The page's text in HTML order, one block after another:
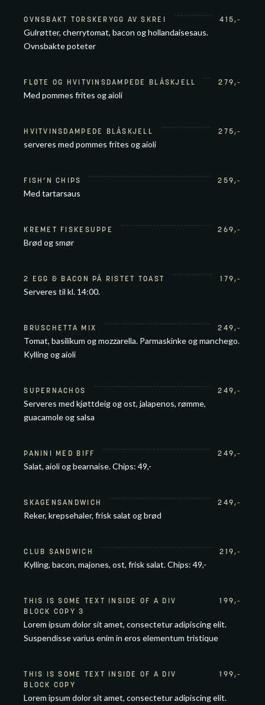
OVNSBAKT TORSKERYGG AV SKREI 415,-
Gulrøtter, cherrytomat, bacon og hollandaisesaus.
Ovnsbakte poteter
FLØTE OG HVITVINSDAMPEDE BLÅSKJELL 279,-
Med pommes frites og aioli
HVITVINSDAMPEDE BLÅSKJELL 275,-
serveres med pommes frites og aioli
FISH’N CHIPS 259,-
Med tartarsaus
KREMET FISKESUPPE 269,-
Brød og smør
2 EGG & BACON PÅ RISTET TOAST 179,-
Serveres til kl. 14:00.
BRUSCHETTA MIX 249,-
Tomat, basilikum og mozzarella. Parmaskinke og manchego.
Kylling og aioli
SUPERNACHOS 249,-
Serveres med kjøttdeig og ost, jalapenos, rømme,
guacamole og salsa
PANINI MED BIFF 249,-
Salat, aioli og bearnaise. Chips: 49,-
SKAGENSANDWICH 249,-
Reker, krepsehaler, frisk salat og brød
CLUB SANDWICH 219,-
Kylling, bacon, majones, ost, frisk salat. Chips: 49,-
THIS IS SOME TEXT INSIDE OF A DIV
BLOCK COPY 3
199,-
Lorem ipsum dolor sit amet, consectetur adipiscing elit.
Suspendisse varius enim in eros elementum tristique
THIS IS SOME TEXT INSIDE OF A DIV
BLOCK COPY
199,-
Lorem ipsum dolor sit amet, consectetur adipiscing elit.